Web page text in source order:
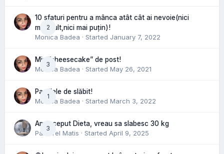
2
10 sfaturi pentru a mânca atât cât ai nevoie(nici
mai mult,nici mai puțin)!
Monica Badea · Started January 7, 2022
3
Mini”cheesecake” de post!
Monica Badea · Started May 26, 2021
1
Pastilele de slăbit!
Monica Badea · Started March 3, 2022
3
Am inceput Dieta, vreau sa slabesc 30 kg
Pastorel Matis · Started April 9, 2025